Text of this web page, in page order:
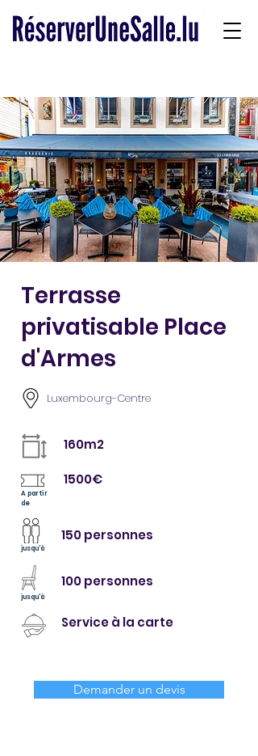
Terrasse
privatisable Place
d'Armes
Luxembourg-Centre
160m2
A partir
de
1500€
jusqu'à
150 personnes
jusqu'à
100 personnes
Service à la carte
Demander un devis